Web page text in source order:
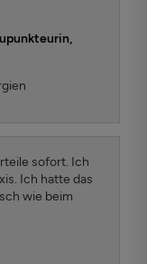
sofort. Ich
Ich hatte das
wie beim